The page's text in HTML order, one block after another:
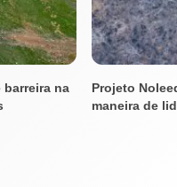
na
Projeto
maneira de